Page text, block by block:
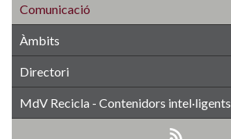
Comunicació
Àmbits
Directori
MdV Recicla - Contenidors intel·ligents